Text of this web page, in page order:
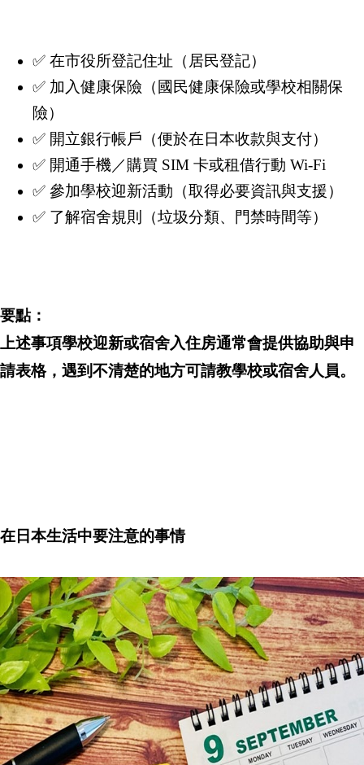
✅ 在市役所登記住址（居民登記）
✅ 加入健康保險（國民健康保險或學校相關保
險）
✅ 開立銀行帳戶（便於在日本收款與支付）
✅ 開通手機／購買 SIM 卡或租借行動 Wi-Fi
✅ 參加學校迎新活動（取得必要資訊與支援）
✅ 了解宿舍規則（垃圾分類、門禁時間等）
要點：
上述事項學校迎新或宿舍入住房通常會提供協助與申
請表格， 遇到不清楚的地方可請教學校或宿舍人員。
在日本生活中要注意的事情